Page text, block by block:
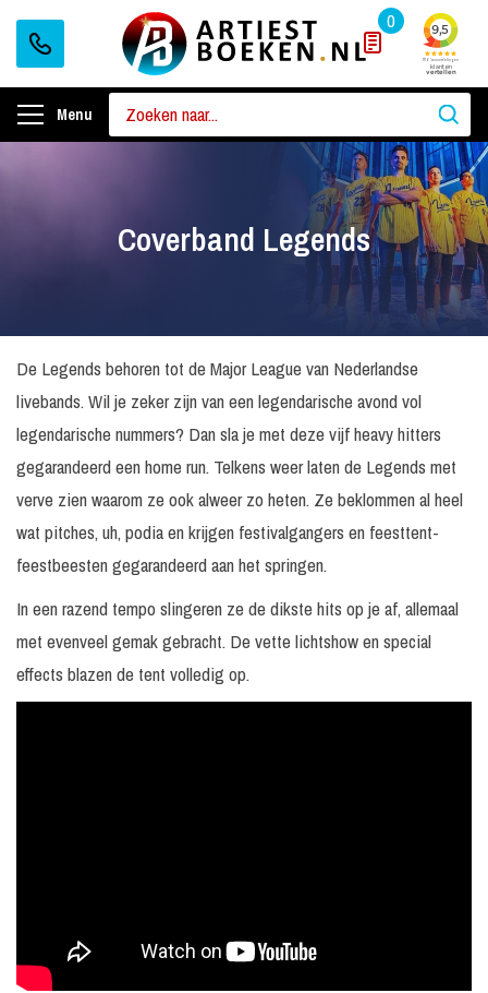
0
Menu
Coverband Legends
De Legends behoren tot de Major League van Nederlandse
livebands. Wil je zeker zijn van een legendarische avond vol
legendarische nummers? Dan sla je met deze vijf heavy hitters
gegarandeerd een home run. Telkens weer laten de Legends met
verve zien waarom ze ook alweer zo heten. Ze beklommen al heel
wat pitches, uh, podia en krijgen festivalgangers en feesttent-
feestbeesten gegarandeerd aan het springen.
In een razend tempo slingeren ze de dikste hits op je af, allemaal
met evenveel gemak gebracht. De vette lichtshow en special
effects blazen de tent volledig op.